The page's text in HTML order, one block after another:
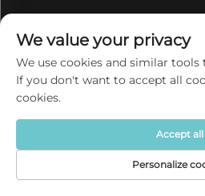
खाना पनि सामग्री
पेय सामग्रीहरू
बेकवेयर
सर्भिङ सेट
पालतू बाउल र फिडरहरू
गृहपृष्ठ उत्पादन
We value your privacy
We use cookies and similar tools
If you don't want to accept all
cookies.
Personalize
Accept all